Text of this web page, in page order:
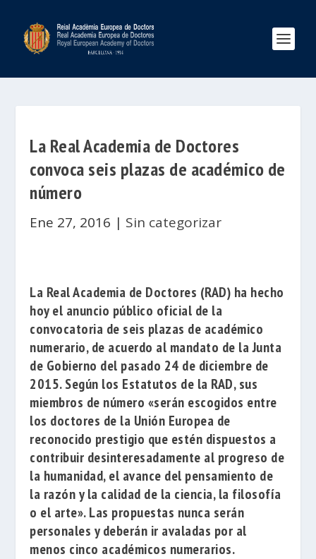
La Real Academia de Doctores
convoca seis plazas de académico de
número
Ene 27, 2016 | Sin categorizar
La Real Academia de Doctores (RAD) ha hecho
hoy el anuncio público oficial de la
convocatoria de seis plazas de académico
numerario, de acuerdo al mandato de la Junta
de Gobierno del pasado 24 de diciembre de
2015. Según los Estatutos de la RAD, sus
miembros de número «serán escogidos entre
los doctores de la Unión Europea de
reconocido prestigio que estén dispuestos a
contribuir desinteresadamente al progreso de
la humanidad, el avance del pensamiento de
la razón y la calidad de la ciencia, la filosofía
o el arte». Las propuestas nunca serán
personales y deberán ir avaladas por al
menos cinco académicos numerarios.